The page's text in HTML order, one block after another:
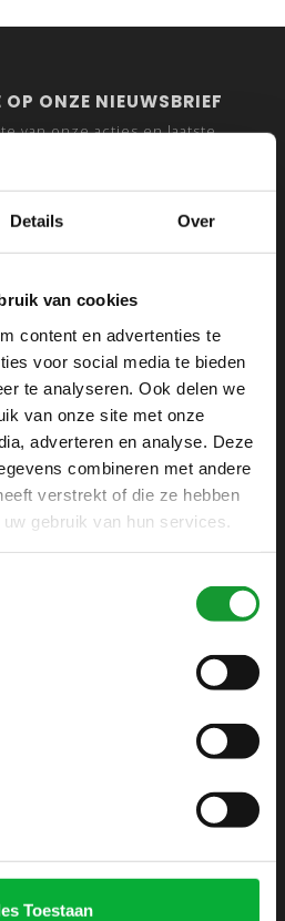
Details Over
van cookies
content en advertenties te
voor social media te bieden
te analyseren. Ook delen we
van onze site met onze
adverteren en analyse. Deze
combineren met andere
verstrekt of die ze hebben
gebruik van hun services.
Toestaan
ONZE NIEUWSBRIEF
van onze acties en laatste
voor mannen
24
1433 DC
42 52 32 80
6 42 52 32 80
Policy